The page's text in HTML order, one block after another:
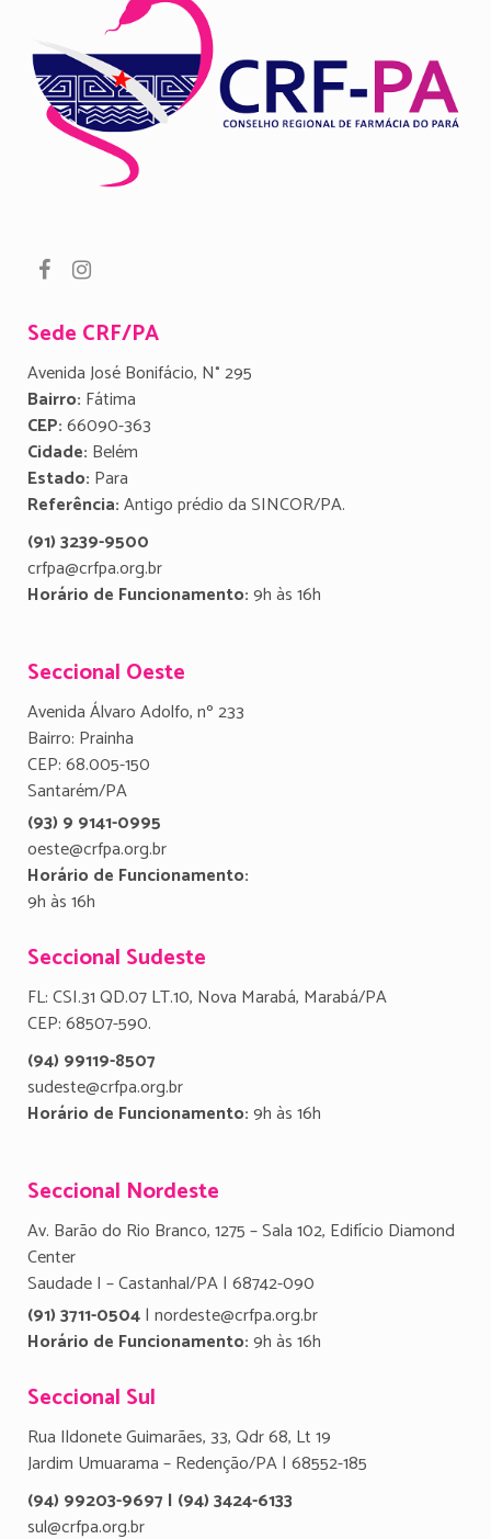
Sede CRF/PA
Avenida José Bonifácio, N° 295
Bairro: Fátima
CEP:66090-363
Cidade: Belém
Estado: Para
Referência:Antigo prédio da SINCOR/PA.
(91) 3239-9500
crfpa@crfpa.org.br
Horário de Funcionamento:9h às 16h
Seccional Oeste
Avenida Álvaro Adolfo, nº 233
Bairro: Prainha
CEP: 68.005-150
Santarém/PA
(93) 9 9141-0995
oeste@crfpa.org.br
Horário de Funcionamento:
9h às 16h
Seccional Sudeste
FL: CSI.31 QD.07 LT.10, Nova Marabá, Marabá/PA
CEP: 68507-590.
(94) 99119-8507
sudeste@crfpa.org.br
Horário de Funcionamento:9h às 16h
Seccional Nordeste
Av. Barão do Rio Branco, 1275 – Sala 102, Edifício Diamond
Center
Saudade I – Castanhal/PA | 68742-090
(91) 3711-0504| nordeste@crfpa.org.br
Horário de Funcionamento:9h às 16h
Seccional Sul
Rua Ildonete Guimarães, 33, Qdr 68, Lt 19
Jardim Umuarama – Redenção/PA | 68552-185
(94) 99203-9697 | (94) 3424-6133
sul@crfpa.org.br